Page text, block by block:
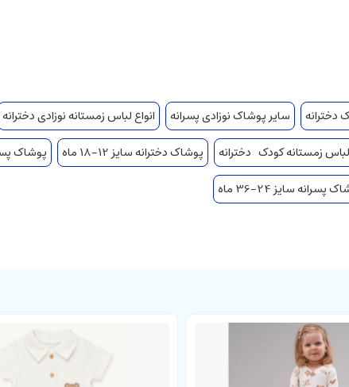
دخترانه سایر پوشاک نوزادی پسرانه انواع لباس زمستانه نوزادی دخترانه
لباس زمستانه کودک دخترانه پوشاک دخترانه سایز 12-18 ماه پوشاک پسرانه
پسرانه سایز 24-36 ماه